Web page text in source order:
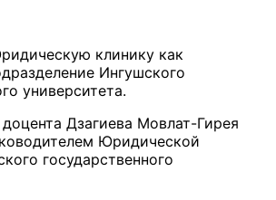
клинику как
Ингушского
университета.
Дзагиева Мовлат-Гирея
Юридической
государственного